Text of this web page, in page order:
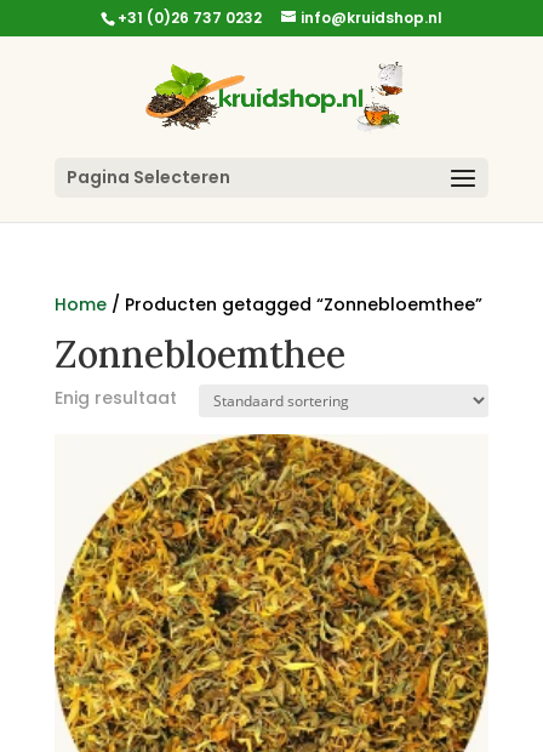
+31 (0)26 737 0232 info@kruidshop.nl
Pagina Selecteren
Home/ Producten getagged “Zonnebloemthee”
Zonnebloemthee
Enig resultaat